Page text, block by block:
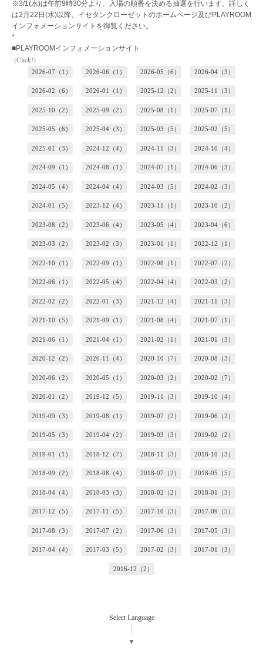
※3/1(水)は午前9時30分より、入場の順番を決める抽選を行います。詳しく
は2月22日(水)以降、イセタンクローゼットのホームページ及びPLAYROOM
インフォメーションサイトを御覧ください。
*
■PLAYROOMインフォメーションサイト
(Click!)
2026-07（1） 2026-06（1） 2026-05（6） 2026-04（3）
2026-02（6） 2026-01（1） 2025-12（2） 2025-11（3）
2025-10（2） 2025-09（2） 2025-08（1） 2025-07（1）
2025-05（6） 2025-04（3） 2025-03（5） 2025-02（5）
2025-01（3） 2024-12（4） 2024-11（3） 2024-10（4）
2024-09（1） 2024-08（1） 2024-07（1） 2024-06（3）
2024-05（4） 2024-04（4） 2024-03（5） 2024-02（3）
2024-01（5） 2023-12（4） 2023-11（1） 2023-10（2）
2023-08（2） 2023-06（4） 2023-05（4） 2023-04（6）
2023-03（2） 2023-02（3） 2023-01（1） 2022-12（1）
2022-10（1） 2022-09（1） 2022-08（1） 2022-07（2）
2022-06（1） 2022-05（4） 2022-04（4） 2022-03（2）
2022-02（2） 2022-01（3） 2021-12（4） 2021-11（3）
2021-10（5） 2021-09（1） 2021-08（4） 2021-07（1）
2021-06（1） 2021-04（1） 2021-02（1） 2021-01（3）
2020-12（2） 2020-11（4） 2020-10（7） 2020-08（3）
2020-06（2） 2020-05（1） 2020-03（2） 2020-02（7）
2020-01（2） 2019-12（5） 2019-11（3） 2019-10（4）
2019-09（3） 2019-08（1） 2019-07（2） 2019-06（2）
2019-05（3） 2019-04（2） 2019-03（3） 2019-02（2）
2019-01（1） 2018-12（7） 2018-11（3） 2018-10（3）
2018-09（2） 2018-08（4） 2018-07（2） 2018-05（5）
2018-04（4） 2018-03（3） 2018-02（2） 2018-01（3）
2017-12（5） 2017-11（5） 2017-10（3） 2017-09（5）
2017-08（3） 2017-07（2） 2017-06（3） 2017-05（3）
2017-04（4） 2017-03（5） 2017-02（3） 2017-01（3）
2016-12（2）
Select Language
▼